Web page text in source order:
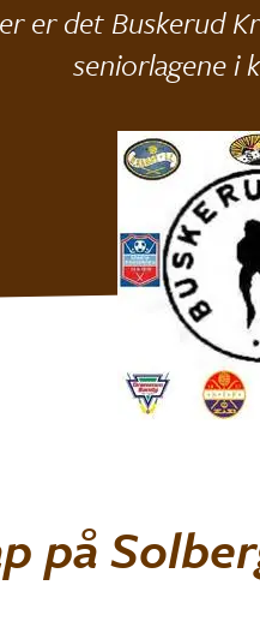
er det Buskerud
seniorlagene i
på